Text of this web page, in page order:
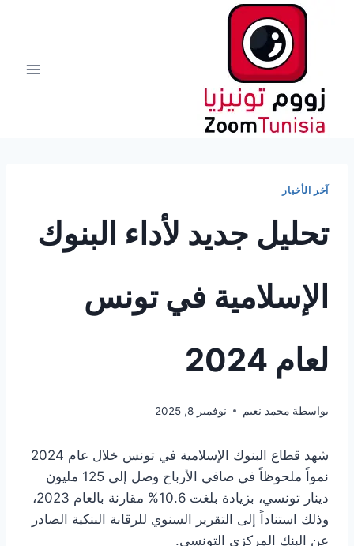
آخر الأخبار
تحليل جديد لأداء البنوك
الإسلامية في تونس
لعام 2024
بواسطة محمد نعيم نوفمبر 8, 2025
شهد قطاع البنوك الإسلامية في تونس خلال عام 2024
نمواً ملحوظاً في صافي الأرباح وصل إلى 125 مليون
دينار تونسي، بزيادة بلغت 10.6% مقارنة بالعام 2023،
وذلك استناداً إلى التقرير السنوي للرقابة البنكية الصادر
عن البنك المركزي التونسي.